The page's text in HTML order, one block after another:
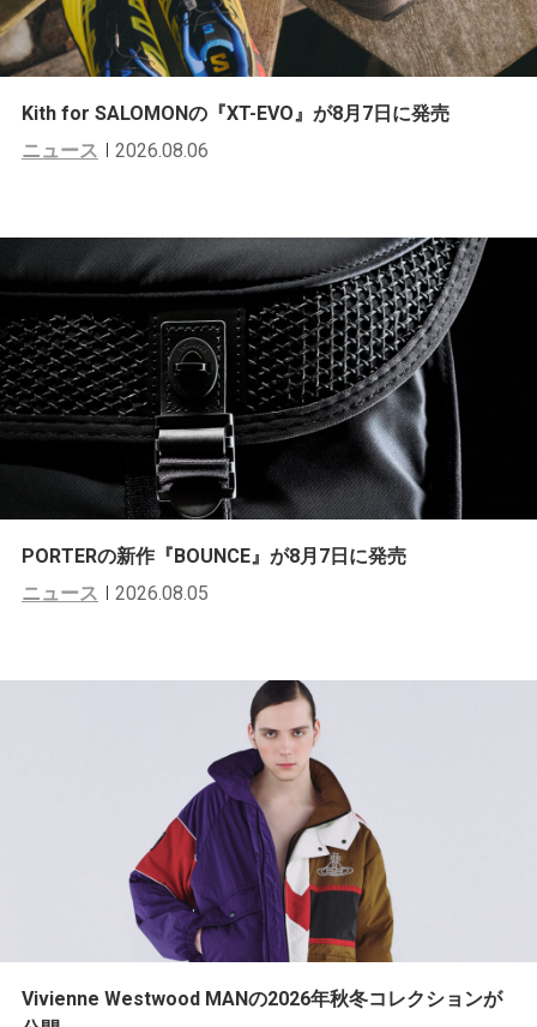
Kith for SALOMONの『XT-EVO』が8月7日に発売
ニュース
2026.08.06
PORTERの新作『BOUNCE』が8月7日に発売
ニュース
2026.08.05
Vivienne Westwood MANの2026年秋冬コレクションが